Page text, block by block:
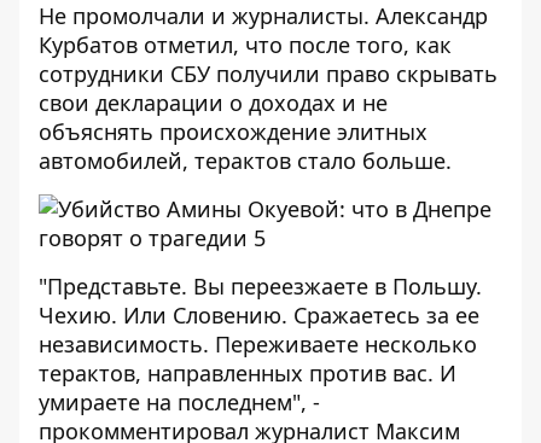
Не промолчали и журналисты. Александр
Курбатов отметил, что после того, как
сотрудники СБУ получили право скрывать
свои декларации о доходах и не
объяснять происхождение элитных
автомобилей, терактов стало больше.
"Представьте. Вы переезжаете в Польшу.
Чехию. Или Словению. Сражаетесь за ее
независимость. Переживаете несколько
терактов, направленных против вас. И
умираете на последнем", -
прокомментировал журналист Максим